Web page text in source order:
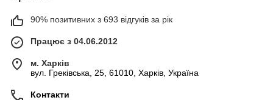
90% позитивних з 693 відгуків за рік
Працює з 04.06.2012
м. Харків
вул. Греківська, 25, 61010, Харків, Україна
Контакти